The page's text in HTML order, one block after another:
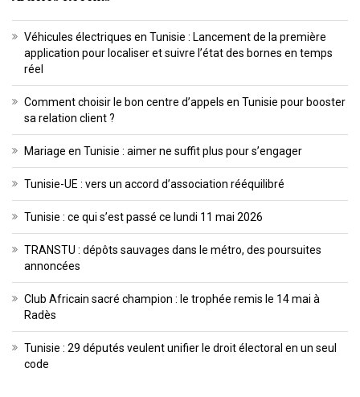
Véhicules électriques en Tunisie : Lancement de la première
application pour localiser et suivre l’état des bornes en temps
réel
Comment choisir le bon centre d’appels en Tunisie pour booster
sa relation client ?
Mariage en Tunisie : aimer ne suffit plus pour s’engager
Tunisie-UE : vers un accord d’association rééquilibré
Tunisie : ce qui s’est passé ce lundi 11 mai 2026
TRANSTU : dépôts sauvages dans le métro, des poursuites
annoncées
Club Africain sacré champion : le trophée remis le 14 mai à
Radès
Tunisie : 29 députés veulent unifier le droit électoral en un seul
code